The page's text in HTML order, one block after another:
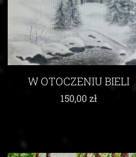
W OTOCZENIU BIELI
150,00zł